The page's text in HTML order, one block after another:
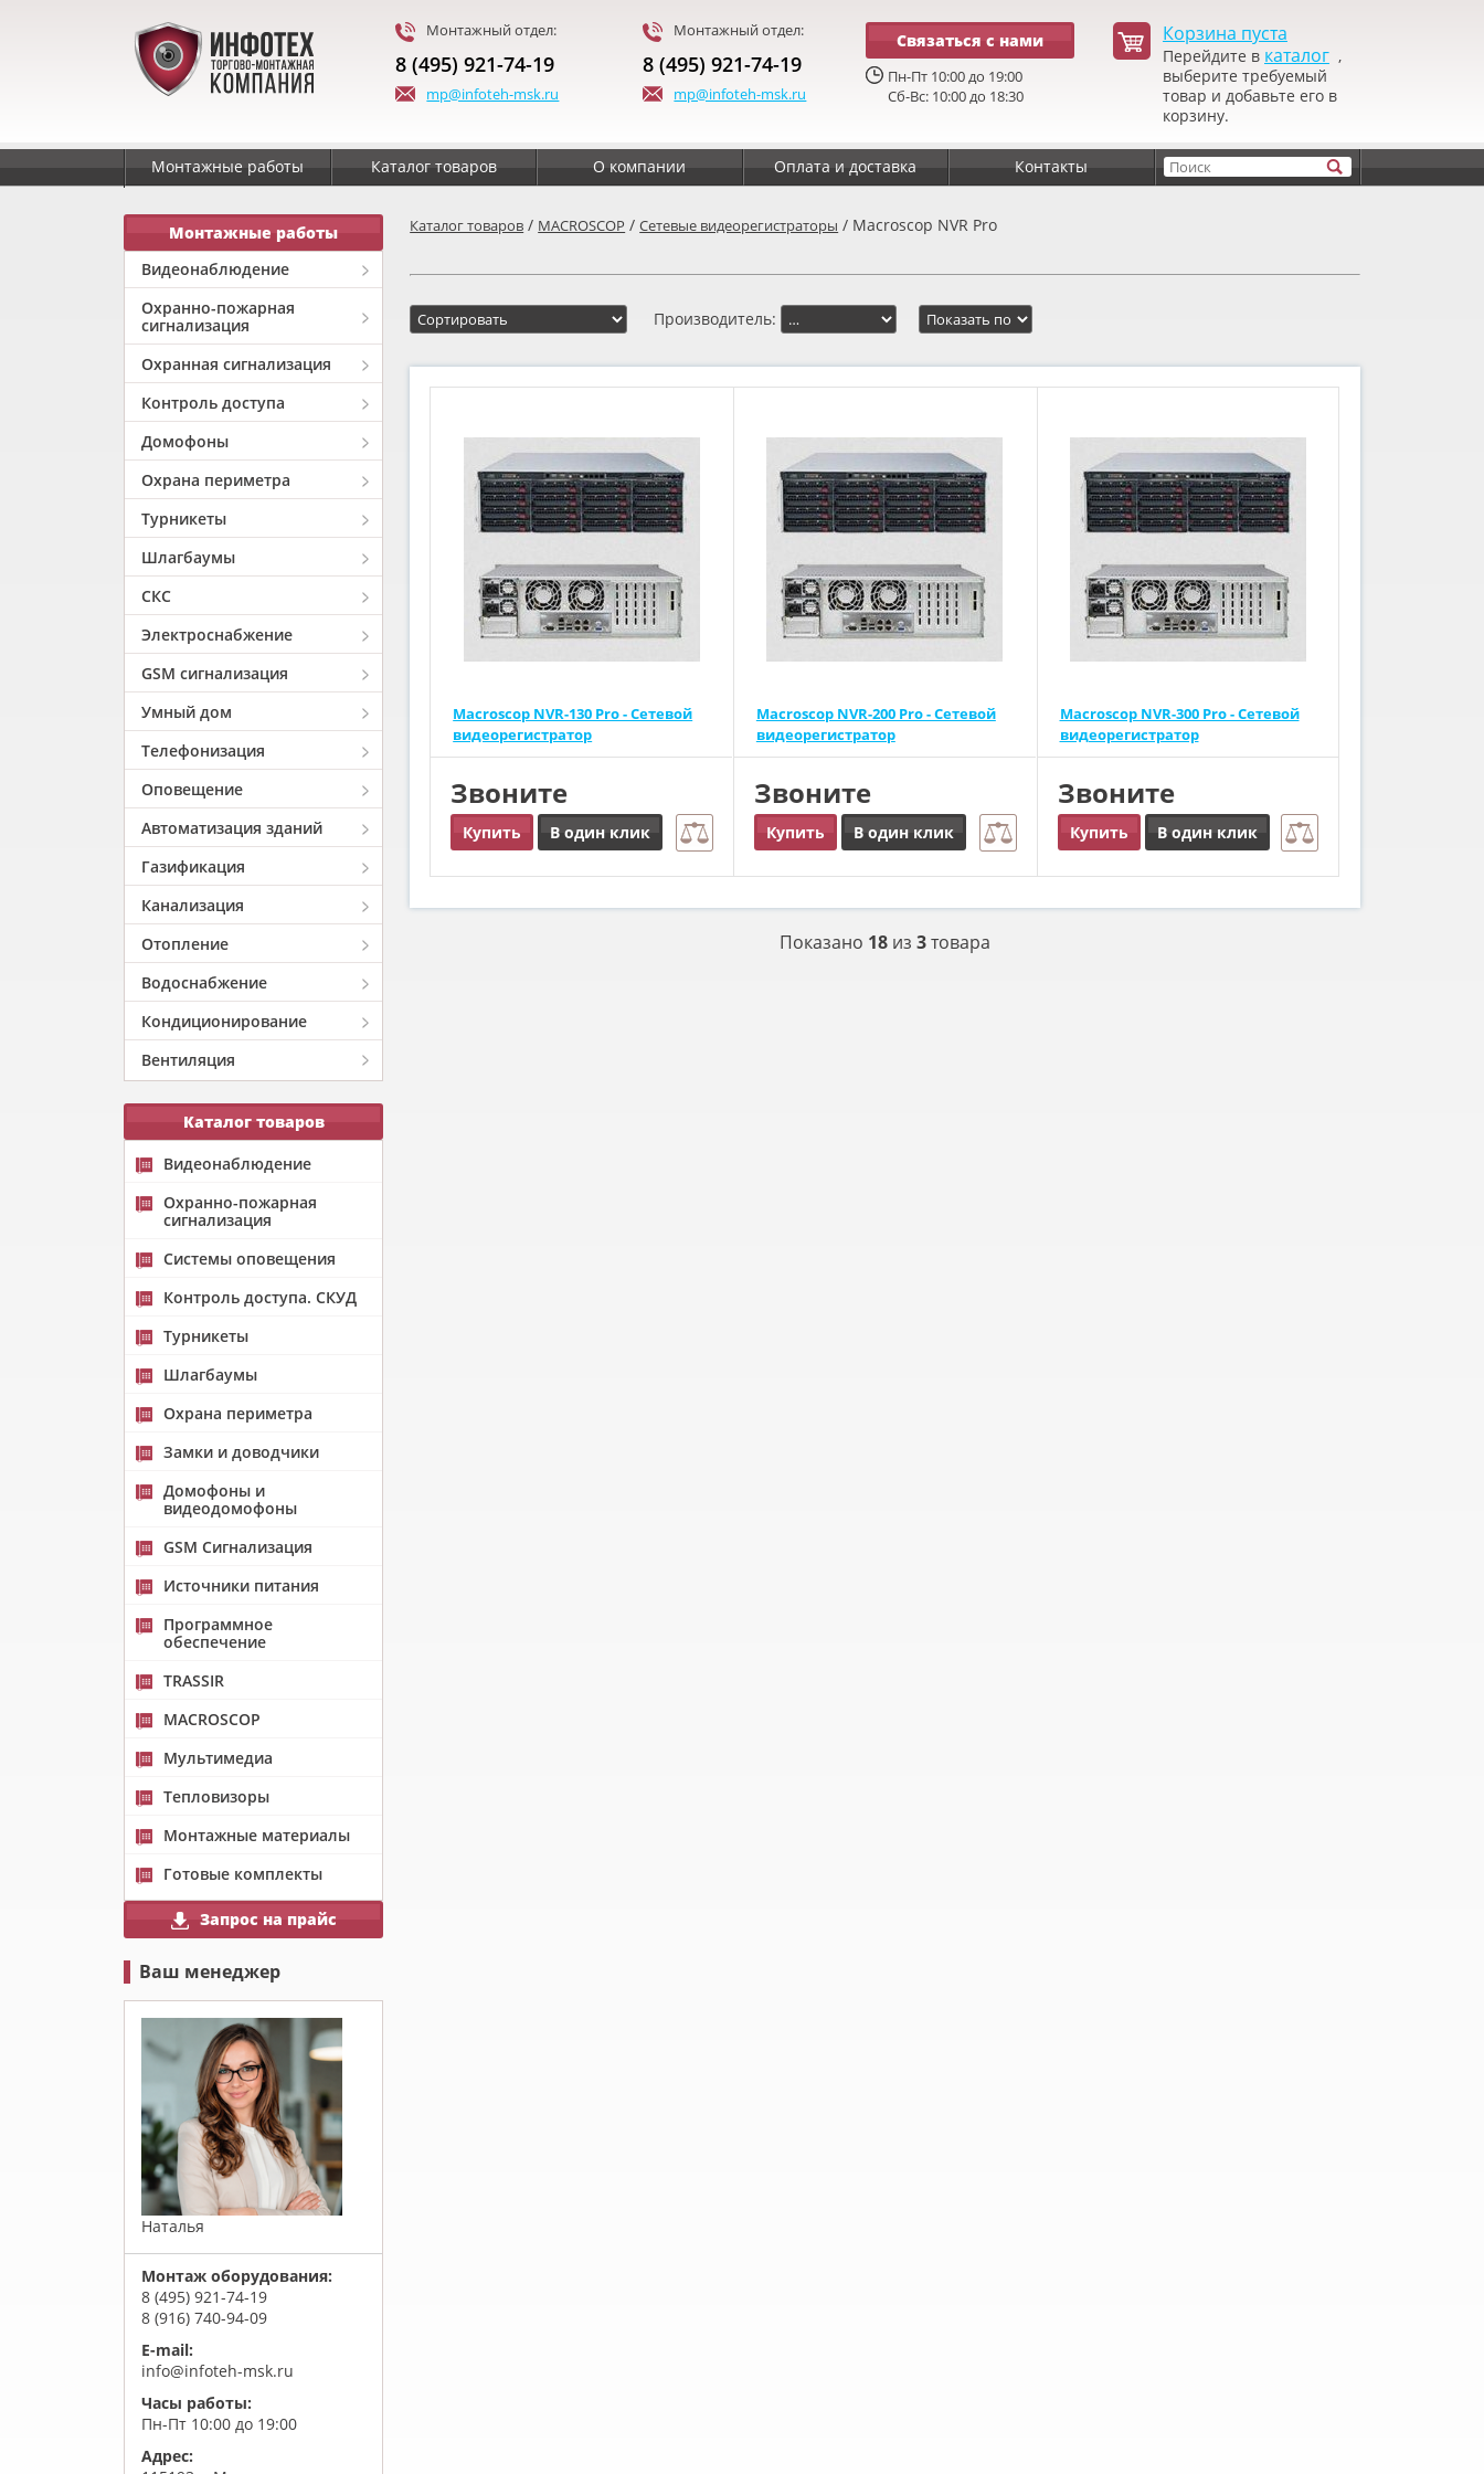
Монтажный отдел:
8 (495) 921-74-19
mp@infoteh-msk.ru
Монтажный отдел:
8 (495) 921-74-19
mp@infoteh-msk.ru
Связаться с нами
Пн-Пт 10:00 до 19:00
Сб-Вс: 10:00 до 18:30
Корзина пуста
Перейдите в каталог ,
выберите требуемый
товар и добавьте его в
корзину.
Монтажные работы Каталог товаров О компании Оплата и доставка Контакты
Монтажные работы
Видеонаблюдение
Охранно-пожарная
сигнализация
Охранная сигнализация
Контроль доступа
Домофоны
Охрана периметра
Турникеты
Шлагбаумы
СКС
Электроснабжение
GSM сигнализация
Умный дом
Телефонизация
Оповещение
Автоматизация зданий
Газификация
Канализация
Отопление
Водоснабжение
Кондиционирование
Вентиляция
Каталог товаров
Видеонаблюдение
Охранно-пожарная
сигнализация
Системы оповещения
Контроль доступа. СКУД
Турникеты
Шлагбаумы
Охрана периметра
Замки и доводчики
Домофоны и
видеодомофоны
GSM Сигнализация
Источники питания
Программное
обеспечение
TRASSIR
MACROSCOP
Мультимедиа
Тепловизоры
Монтажные материалы
Готовые комплекты
Запрос на прайс
Ваш менеджер
Наталья
Монтаж оборудования:
8 (495) 921-74-19
8 (916) 740-94-09
E-mail:
info@infoteh-msk.ru
Часы работы:
Пн-Пт 10:00 до 19:00
Адрес:
Каталог товаров / MACROSCOP /Сетевые видеорегистраторы / Macroscop NVR Pro
Производитель:
Macroscop NVR-130 Pro - Сетевой
видеорегистратор
Звоните
Купить В один клик
Macroscop NVR-200 Pro - Сетевой
видеорегистратор
Звоните
Купить В один клик
Macroscop NVR-300 Pro - Сетевой
видеорегистратор
Звоните
Купить В один клик
Показано 18 из3товара